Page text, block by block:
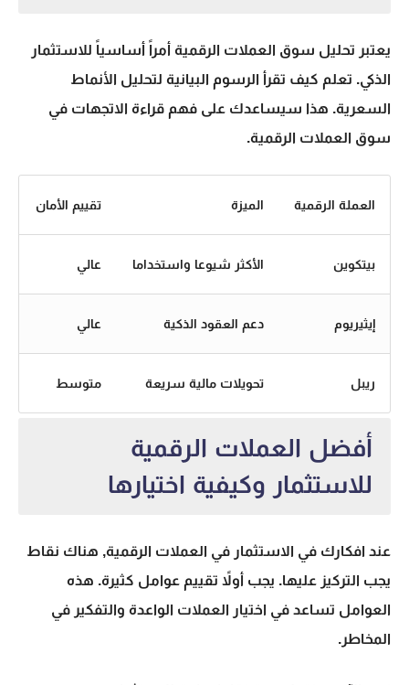
يعتبر تحليل سوق العملات الرقمية أمراً أساسياً للاستثمار
الذكي. تعلم كيف تقرأ الرسوم البيانية لتحليل الأنماط
السعرية. هذا سيساعدك على فهم قراءة الاتجهات في
سوق العملات الرقمية.
العملة الرقمية الميزة تقييم الأمان
بيتكوين الأكثر شيوعا واستخداما عالي
إيثيريوم دعم العقود الذكية عالي
ريبل تحويلات مالية سريعة متوسط
أفضل العملات الرقمية
للاستثمار وكيفية اختيارها
عند افكارك في الاستثمار في العملات الرقمية, هناك نقاط
يجب التركيز عليها. يجب أولاً تقييم عوامل كثيرة. هذه
العوامل تساعد في اختيار العملات الواعدة والتفكير في
المخاطر.